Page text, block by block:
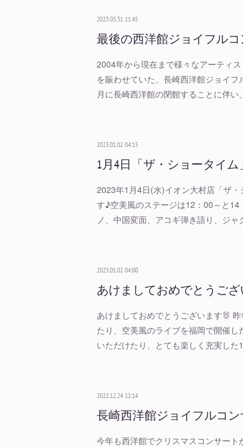
2023.03.31 11:45
最後の西洋館ジョイフルコ
2004年から現在まで様々なアーティ
を賑わせていた、長崎西洋館ジョイ
月に長崎西洋館の閉館することに伴
2023.01.02 04:13
1月4日「ザ・ショータイ
2023年1月4日(水)イオン大村店「ザ
す♪空美風のステージは12：00～と
ノ、中国変面、アコギ弾き語り、ジ
2023.01.02 04:00
あけましておめでとうご
あけましておめでとうございます🐰
たり、空美風のライブを福岡で開催
いただけたり、とても楽しく充実し
2022.12.24 12:14
長崎西洋館ジョイフルコ
今年も西洋館でクリスマスコンサー